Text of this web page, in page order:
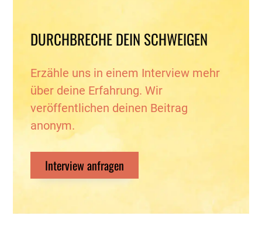
DURCHBRECHE DEIN SCHWEIGEN
Erzähle uns in einem Interview mehr
über deine Erfahrung. Wir
veröffentlichen deinen Beitrag
anonym.
Interview anfragen